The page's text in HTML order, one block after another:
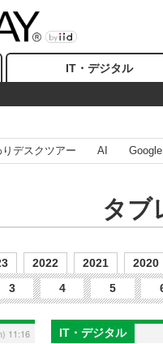
IT・デジタル
りデスクツアー AI
タブ
2022 2021 2020
3 4 5
11:16 IT・デジタル